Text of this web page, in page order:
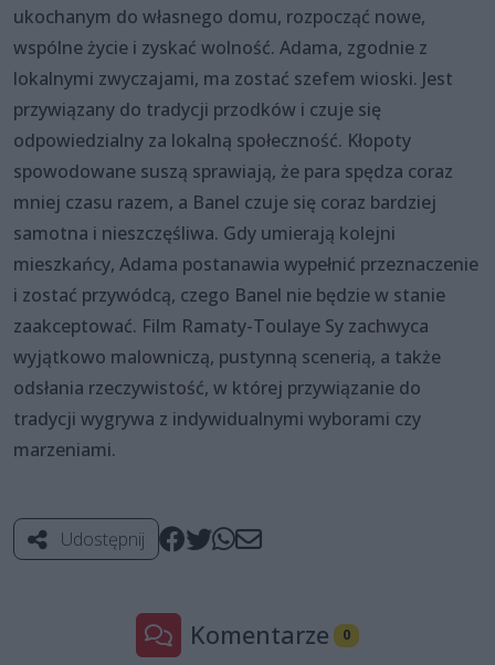
ukochanym do własnego domu, rozpocząć nowe,
wspólne życie i zyskać wolność. Adama, zgodnie z
lokalnymi zwyczajami, ma zostać szefem wioski. Jest
przywiązany do tradycji przodków i czuje się
odpowiedzialny za lokalną społeczność. Kłopoty
spowodowane suszą sprawiają, że para spędza coraz
mniej czasu razem, a Banel czuje się coraz bardziej
samotna i nieszczęśliwa. Gdy umierają kolejni
mieszkańcy, Adama postanawia wypełnić przeznaczenie
i zostać przywódcą, czego Banel nie będzie w stanie
zaakceptować. Film Ramaty-Toulaye Sy zachwyca
wyjątkowo malowniczą, pustynną scenerią, a także
odsłania rzeczywistość, w której przywiązanie do
tradycji wygrywa z indywidualnymi wyborami czy
marzeniami.
Udostępnij
Komentarze 0